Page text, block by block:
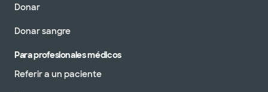
Donar
Donar sangre
Para profesionales médicos
Referir a un paciente